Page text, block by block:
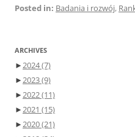
Posted in: Badania i rozwój,
ARCHIVES
► 2024(7)
► 2023(9)
► 2022(11)
► 2021 (15)
► 2020(21)